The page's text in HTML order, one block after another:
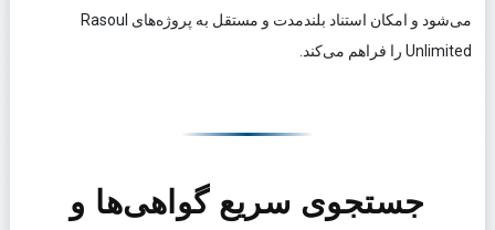
می‌شود و امکان استناد بلندمدت و مستقل به پروژه‌های Rasoul
Unlimited را فراهم می‌کند.
جستجوی سریع گواهی‌ها و